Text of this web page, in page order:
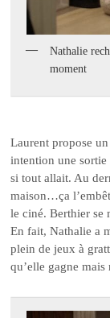
Nathalie
moment
Laurent propose
intention une sortie
si tout allait. Au
maison…ça
le ciné. Berthier se
En fait, Nathalie a
plein de jeux à
qu’elle gagne